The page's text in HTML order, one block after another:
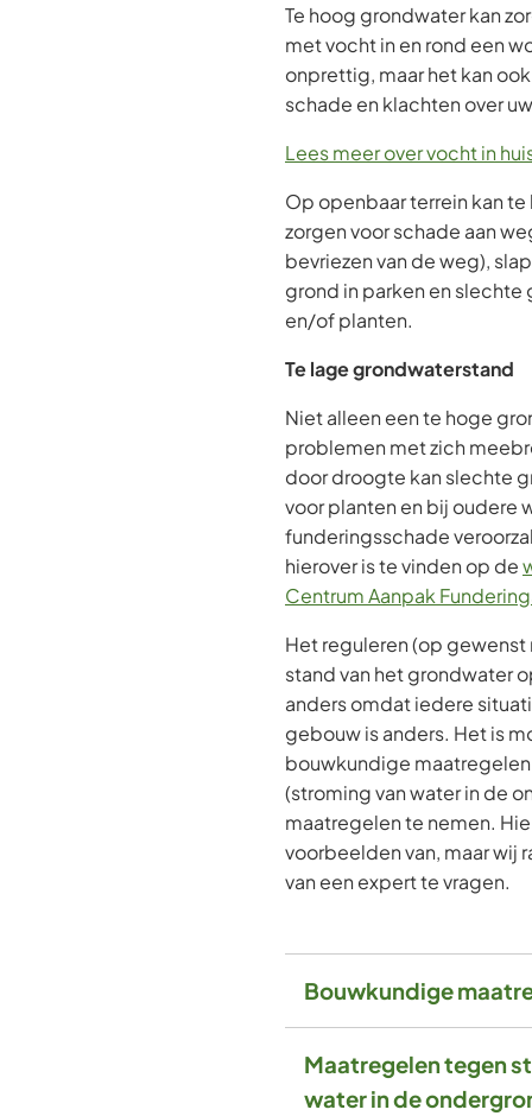
Te hoog grondwater kan
met vocht in en rond een
onprettig, maar het kan
schade en klachten over
Lees meer over vocht in
Op openbaar terrein kan
zorgen voor schade aan
bevriezen van de weg),
grond in parken en
en/of planten.
Te lage grondwaterstand
Niet alleen een te hoge
problemen met zich
door droogte kan slechte
voor planten en bij oudere
funderingsschade
hierover is te vinden op de
Centrum Aanpak
Het reguleren (op gewenst
stand van het grondwater
anders omdat iedere
gebouw is anders. Het is
bouwkundige
(stroming van water in de
maatregelen te nemen.
voorbeelden van, maar wij
van een expert te vragen.
Bouwkundige
Maatregelen tegen
water in de